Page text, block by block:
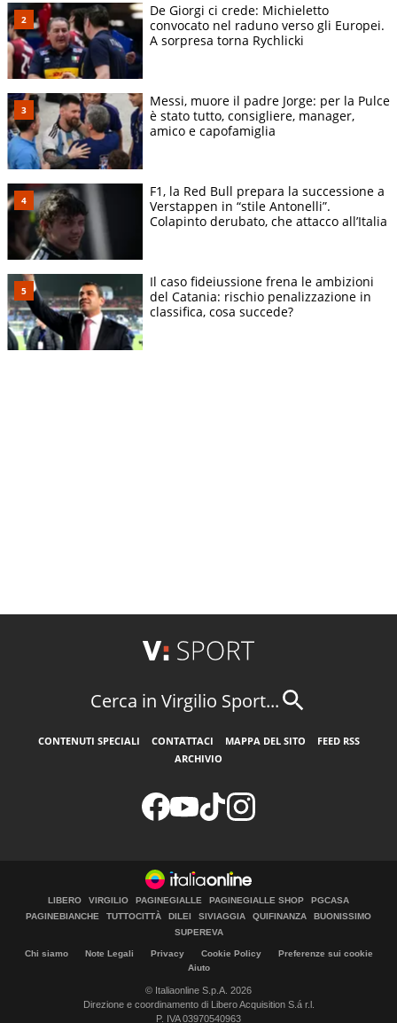
De Giorgi ci crede: Michieletto
convocato nel raduno verso gli Europei.
A sorpresa torna Rychlicki
Messi, muore il padre Jorge: per la Pulce
è stato tutto, consigliere, manager,
amico e capofamiglia
F1, la Red Bull prepara la successione a
Verstappen in “stile Antonelli”.
Colapinto derubato, che attacco all’Italia
Il caso fideiussione frena le ambizioni
del Catania: rischio penalizzazione in
classifica, cosa succede?
Cerca in Virgilio Sport...
CONTENUTI SPECIALI CONTATTACI MAPPA DEL SITO
FEED RSS
ARCHIVIO
LIBERO VIRGILIO PAGINEGIALLE PAGINEGIALLE SHOP
PGCASA
PAGINEBIANCHE
TUTTOCITTÀ DILEI SIVIAGGIA QUIFINANZA
BUONISSIMO
SUPEREVA
Chi siamo Note Legali Privacy Cookie Policy
Preferenze sui cookie
Aiuto
© Italiaonline S.p.A. 2026
Direzione e coordinamento di Libero Acquisition S.á r.l.
P. IVA 03970540963